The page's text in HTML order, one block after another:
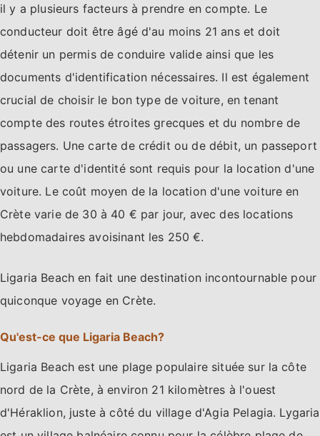
il y a plusieurs facteurs à prendre en compte. Le
conducteur doit être âgé d'au moins 21 ans et doit
détenir un permis de conduire valide ainsi que les
documents d'identification nécessaires. Il est également
crucial de choisir le bon type de voiture, en tenant
compte des routes étroites grecques et du nombre de
passagers. Une carte de crédit ou de débit, un passeport
ou une carte d'identité sont requis pour la location d'une
voiture. Le coût moyen de la location d'une voiture en
Crète varie de 30 à 40 € par jour, avec des locations
hebdomadaires avoisinant les 250 €.
Ligaria Beach en fait une destination incontournable pour
quiconque voyage en Crète.
Qu'est-ce que Ligaria Beach?
Ligaria Beach est une plage populaire située sur la côte
nord de la Crète, à environ 21 kilomètres à l'ouest
d'Héraklion, juste à côté du village d'Agia Pelagia. Lygaria